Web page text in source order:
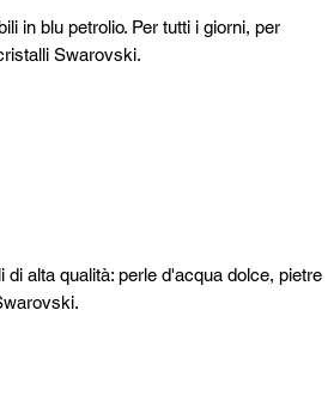
in blu petrolio. Per tutti i giorni, per
Swarovski.
alta qualità: perle d'acqua dolce, pietre